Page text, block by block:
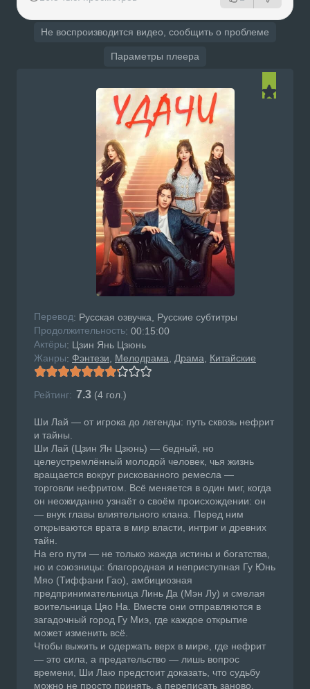
Не воспроизводится видео, сообщить о проблеме
Параметры плеера
Перевод: Русская озвучка, Русские субтитры
Продолжительность: 00:15:00
Актёры: Цзин Янь Цзюнь
Жанры: Фэнтези Мелодрама Драма Китайские
Рейтинг: 7.3 (4 гол.)
Ши Лай — от игрока до легенды: путь сквозь нефрит
и тайны.
Ши Лай (Цзин Ян Цзюнь) — бедный, но
целеустремлённый молодой человек, чья жизнь
вращается вокруг рискованного ремесла —
торговли нефритом. Всё меняется в один миг, когда
он неожиданно узнаёт о своём происхождении: он
— внук главы влиятельного клана. Перед ним
открываются врата в мир власти, интриг и древних
тайн.
На его пути — не только жажда истины и богатства,
но и союзницы: благородная и неприступная Гу Юнь
Мяо (Тиффани Гао), амбициозная
предпринимательница Линь Да (Мэн Лу) и смелая
воительница Цяо На. Вместе они отправляются в
загадочный город Гу Миэ, где каждое открытие
может изменить всё.
Чтобы выжить и одержать верх в мире, где нефрит
— это сила, а предательство — лишь вопрос
времени, Ши Лаю предстоит доказать, что судьбу
можно не просто принять, а переписать заново.